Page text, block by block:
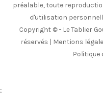
préalable, toute
d'utilisation
Copyright © - Le Tablier
réservés | Mentions
Politique
;